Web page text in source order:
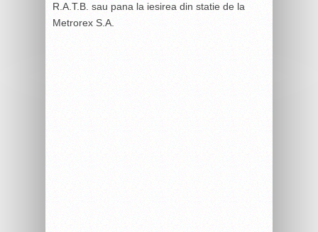
R.A.T.B. sau pana la iesirea din statie de la
Metrorex S.A.